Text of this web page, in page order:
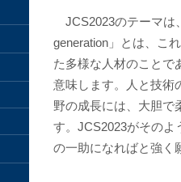
JCS2023のテーマは
generation」とは、こ
た多様な人材のことで
意味します。人と技術
野の成長には、大胆で
す。JCS2023がそのよ
の一助になればと強く